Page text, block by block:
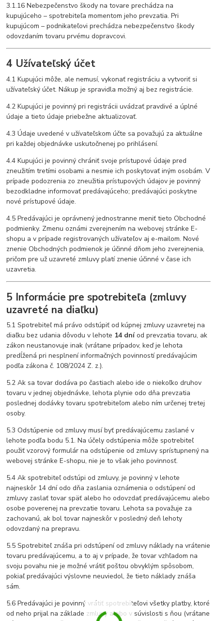
3.1.16 Nebezpečenstvo škody na tovare prechádza na
kupujúceho – spotrebiteľa momentom jeho prevzatia. Pri
kupujúcom – podnikateľovi prechádza nebezpečenstvo škody
odovzdaním tovaru prvému dopravcovi.
4 Užívateľský účet
4.1 Kupujúci môže, ale nemusí, vykonať registráciu a vytvoriť si
užívateľský účet. Nákup je spravidla možný aj bez registrácie.
4.2 Kupujúci je povinný pri registrácii uvádzať pravdivé a úplné
údaje a tieto údaje priebežne aktualizovať.
4.3 Údaje uvedené v užívateľskom účte sa považujú za aktuálne
pri každej objednávke uskutočnenej po prihlásení.
4.4 Kupujúci je povinný chrániť svoje prístupové údaje pred
zneužitím tretími osobami a nesmie ich poskytovať iným osobám. V
prípade podozrenia zo zneužitia prístupových údajov je povinný
bezodkladne informovať predávajúceho; predávajúci poskytne
nové prístupové údaje.
4.5 Predávajúci je oprávnený jednostranne meniť tieto Obchodné
podmienky. Zmenu oznámi zverejnením na webovej stránke E-
shopu a v prípade registrovaných užívateľov aj e-mailom. Nové
znenie Obchodných podmienok je účinné dňom jeho zverejnenia,
pričom pre už uzavreté zmluvy platí znenie účinné v čase ich
uzavretia.
5 Informácie pre spotrebiteľa (zmluvy
uzavreté na diaľku)
5.1 Spotrebiteľ má právo odstúpiť od kúpnej zmluvy uzavretej na
diaľku bez udania dôvodu v lehote 14 dníod prevzatia tovaru, ak
zákon neustanovuje inak (vrátane prípadov, keď je lehota
predĺžená pri nesplnení informačných povinností predávajúcim
podľa zákona č. 108/2024 Z. z.).
5.2 Ak sa tovar dodáva po častiach alebo ide o niekoľko druhov
tovaru v jednej objednávke, lehota plynie odo dňa prevzatia
poslednej dodávky tovaru spotrebiteľom alebo ním určenej tretej
osoby.
5.3 Odstúpenie od zmluvy musí byť predávajúcemu zaslané v
lehote podľa bodu 5.1. Na účely odstúpenia môže spotrebiteľ
použiť vzorový formulár na odstúpenie od zmluvy sprístupnený na
webovej stránke E-shopu, nie je to však jeho povinnosť.
5.4 Ak spotrebiteľ odstúpi od zmluvy, je povinný v lehote
najneskôr 14 dní odo dňa zaslania oznámenia o odstúpení od
zmluvy zaslať tovar späť alebo ho odovzdať predávajúcemu alebo
osobe poverenej na prevzatie tovaru. Lehota sa považuje za
zachovanú, ak bol tovar najneskôr v posledný deň lehoty
odovzdaný na prepravu.
5.5 Spotrebiteľ znáša pri odstúpení od zmluvy náklady na vrátenie
tovaru predávajúcemu, a to aj v prípade, že tovar vzhľadom na
svoju povahu nie je možné vrátiť poštou obvyklým spôsobom,
pokiaľ predávajúci výslovne neuviedol, že tieto náklady znáša
sám.
5.6 Predávajúci je povinný vrátiť spotrebiteľovi všetky platby, ktoré
od neho prijal na základe zmluvy alebo v súvislosti s ňou (vrátane